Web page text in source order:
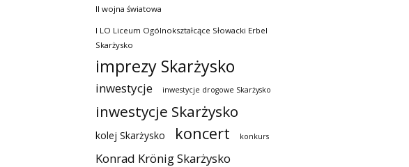
II wojna światowa
I LO Liceum Ogólnokształcące Słowacki Erbel
Skarżysko
imprezy Skarżysko
inwestycje inwestycje drogowe Skarżysko
inwestycje Skarżysko
kolej Skarżysko koncert konkurs
Konrad Krönig Skarżysko